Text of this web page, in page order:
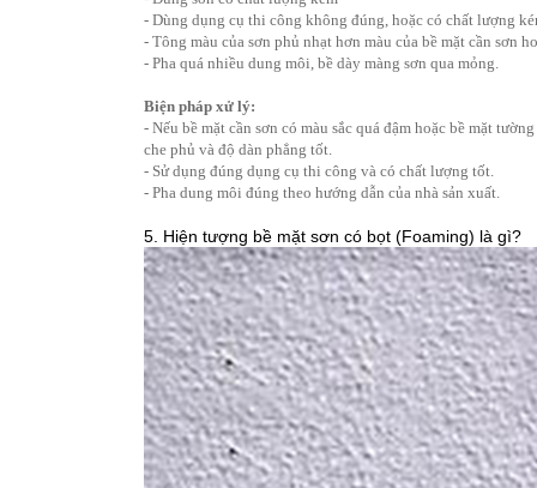
- Dùng dụng cụ thi công không đúng, hoặc có chất lượng
- Tông màu của sơn phủ nhạt hơn màu của bề mặt cần sơn
- Pha quá nhiều dung môi, bề dày màng sơn qua mỏng.
Biện pháp xử lý:
- Nếu bề mặt cần sơn có màu sắc quá đậm hoặc bề mặt
che phủ và độ dàn phẳng tốt.
- Sử dụng đúng dụng cụ thi công và có chất lượng tốt.
- Pha dung môi đúng theo hướng dẫn của nhà sản xuất.
5. Hiện tượng bề mặt sơn có bọt (Foaming) là gì?